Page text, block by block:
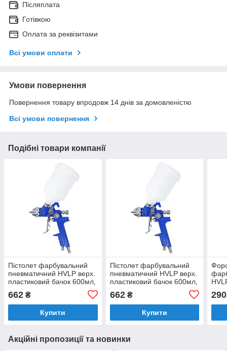
Післяплата
Готівкою
Оплата за реквізитами
Всі умови оплати
Умови повернення
Повернення товару впродовж 14 днів за домовленістю
Всі умови повернення
Подібні товари компанії
Пістолет фарбувальний
пневматичний HVLP верх.
пластиковий бачок 600мл,
AIRKRAFT H827P1-1.4
662 ₴
Купити
Пістолет фарбувальний
пневматичний HVLP верх.
пластиковий бачок 600мл,
AIRKRAFT H827P1-1.3
662₴
Купити
290
Акційні пропозиції та новинки